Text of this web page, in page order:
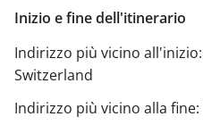
Inizio e fine dell'itinerario
Indirizzo più vicino all'inizio:
Switzerland
Indirizzo più vicino alla fine: